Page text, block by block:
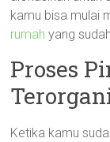
kamu bisa mulai
rumah yang
Proses
Ketika kamu